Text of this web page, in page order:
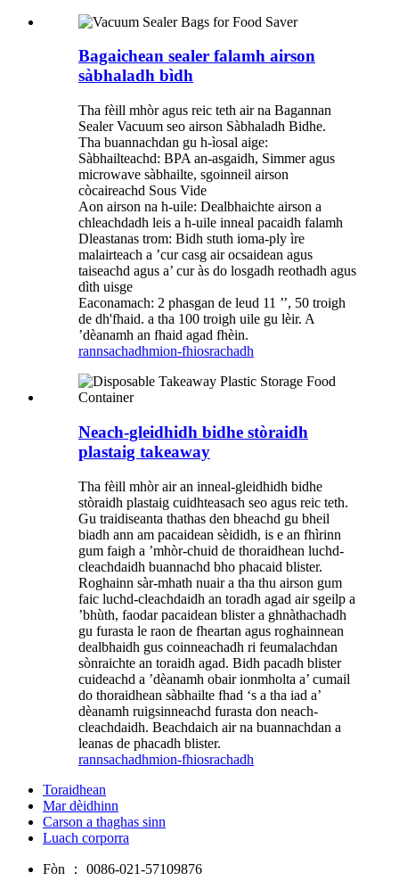
Bagaichean sealer falamh airson
sàbhaladh bìdh
Tha fèill mhòr agus reic teth air na Bagannan
Sealer Vacuum seo airson Sàbhaladh Bidhe.
Tha buannachdan gu h-ìosal aige:
Sàbhailteachd: BPA an-asgaidh, Simmer agus
microwave sàbhailte, sgoinneil airson
còcaireachd Sous Vide
Aon airson na h-uile: Dealbhaichte airson a
chleachdadh leis a h-uile inneal pacaidh falamh
Dleastanas trom: Bidh stuth ioma-ply ìre
malairteach a ’cur casg air ocsaidean agus
taiseachd agus a’ cur às do losgadh reothadh agus
dìth uisge
Eaconamach: 2 phasgan de leud 11 ’’, 50 troigh
de dh'fhaid. a tha 100 troigh uile gu lèir. A
’dèanamh an fhaid agad fhèin.
rannsachadhmion-fhiosrachadh
Neach-gleidhidh bidhe stòraidh
plastaig takeaway
Tha fèill mhòr air an inneal-gleidhidh bidhe
stòraidh plastaig cuidhteasach seo agus reic teth.
Gu traidiseanta thathas den bheachd gu bheil
biadh ann am pacaidean sèididh, is e an fhìrinn
gum faigh a ’mhòr-chuid de thoraidhean luchd-
cleachdaidh buannachd bho phacaid blister.
Roghainn sàr-mhath nuair a tha thu airson gum
faic luchd-cleachdaidh an toradh agad air sgeilp a
’bhùth, faodar pacaidean blister a ghnàthachadh
gu furasta le raon de fheartan agus roghainnean
dealbhaidh gus coinneachadh ri feumalachdan
sònraichte an toraidh agad. Bidh pacadh blister
cuideachd a ’dèanamh obair ionmholta a’ cumail
do thoraidhean sàbhailte fhad ‘s a tha iad a’
dèanamh ruigsinneachd furasta don neach-
cleachdaidh. Beachdaich air na buannachdan a
leanas de phacadh blister.
rannsachadhmion-fhiosrachadh
Toraidhean
Mar dèidhinn
Carson a thaghas sinn
Luach corporra
Fòn ：
0086-021-57109876